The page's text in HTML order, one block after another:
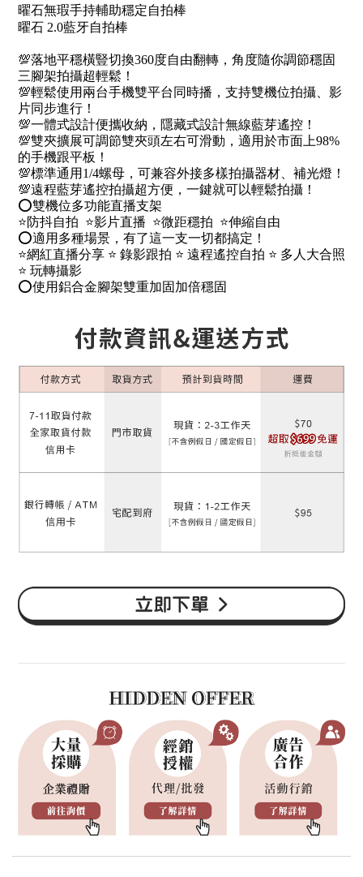
曜石無瑕手持輔助穩定自拍棒
曜石 2.0藍牙自拍棒
💯落地平穩橫豎切換360度自由翻轉，角度隨你調節穩固
三腳架拍攝超輕鬆！
💯輕鬆使用兩台手機雙平台同時播，支持雙機位拍攝、影
片同步進行！
💯一體式設計便攜收納，隱藏式設計無線藍芽遙控！
💯雙夾擴展可調節雙夾頭左右可滑動，適用於市面上98%
的手機跟平板！
💯標準通用1/4螺母，可兼容外接多樣拍攝器材、補光燈！
💯遠程藍芽遙控拍攝超方便，一鍵就可以輕鬆拍攝！
⭕雙機位多功能直播支架
⭐防抖自拍 ⭐影片直播 ⭐微距穩拍 ⭐伸縮自由
⭕適用多種場景，有了這一支一切都搞定！
⭐網紅直播分享 ⭐ 錄影跟拍 ⭐ 遠程遙控自拍 ⭐ 多人大合照
⭐ 玩轉攝影
⭕使用鋁合金腳架雙重加固加倍穩固